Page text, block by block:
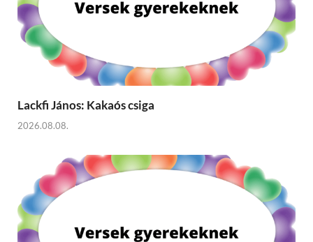
Lackfi János: Kakaós csiga
2026.08.08.